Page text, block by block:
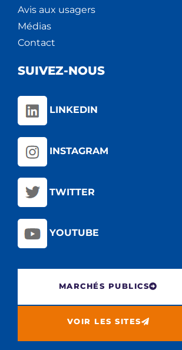
Avis aux usagers
Médias
Contact
SUIVEZ-NOUS
LINKEDIN
INSTAGRAM
TWITTER
YOUTUBE
MARCHÉS PUBLICS
VOIR LES SITES